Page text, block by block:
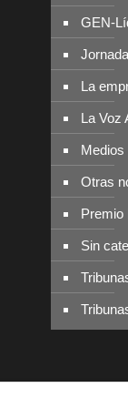
GEN-
La
La Voz
Otras
Premio
Sin